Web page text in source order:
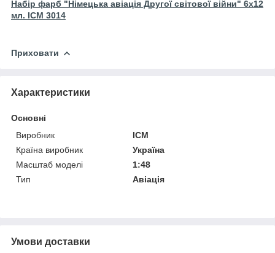
Набір фарб "Німецька авіація Другої світової війни" 6x12
мл. ICM 3014
Приховати
Характеристики
Основні
Виробник
ICM
Країна виробник
Україна
Масштаб моделі
1:48
Тип
Авіація
Умови доставки